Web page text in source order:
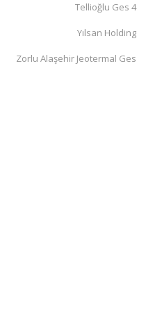
Tellioğlu Ges 4
Yılsan Holding
Zorlu Alaşehir Jeotermal Ges